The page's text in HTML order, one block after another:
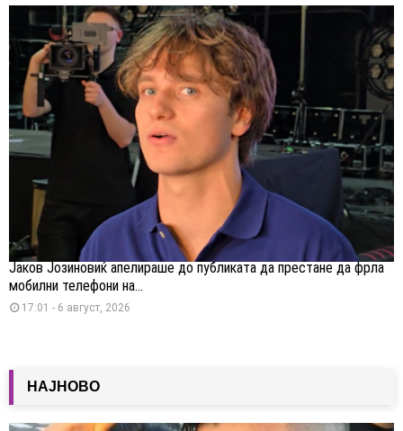
Јаков Јозиновиќ апелираше до публиката да престане да фрла
мобилни телефони на...
17:01 - 6 август, 2026
НАЈНОВО